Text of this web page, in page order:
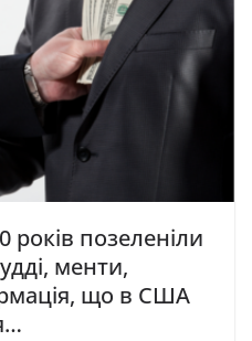
років позеленіли
мeнти,
що в США